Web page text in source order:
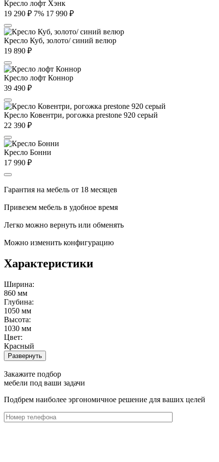
Кресло лофт Хэнк
19 290 ₽ 7% 17 990 ₽
Кресло Куб, золото/ синий велюр
19 890 ₽
Кресло лофт Коннор
39 490 ₽
Кресло Ковентри, рогожка prestone 920 серый
22 390 ₽
Кресло Бонни
17 990 ₽
Гарантия на мебель от 18 месяцев
Привезем мебель в удобное время
Легко можно вернуть или обменять
Можно изменить конфигурацию
Характеристики
Ширина:
860 мм
Глубина:
1050 мм
Высота:
1030 мм
Цвет:
Красный
Развернуть
Закажите подбор
мебели под ваши задачи
Подбрем наиболее эргономичное решение для ваших целей